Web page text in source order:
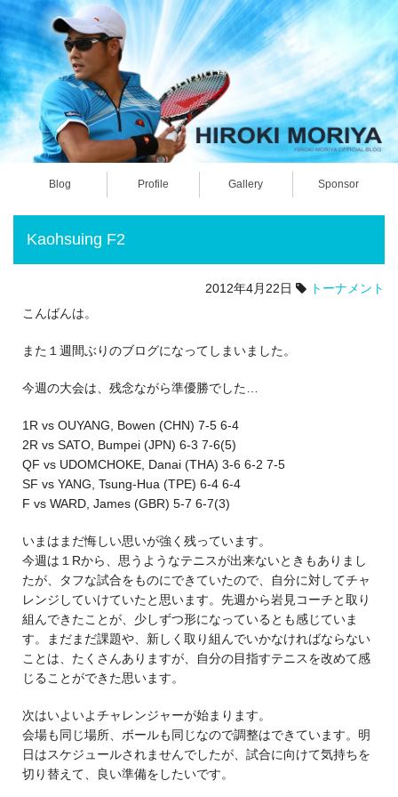
Blog Profile Gallery Sponsor
Kaohsuing F2
2012年4月22日
トーナメント
こんばんは。
また１週間ぶりのブログになってしまいました。
今週の大会は、残念ながら準優勝でした…
1R vs OUYANG, Bowen (CHN) 7-5 6-4
2R vs SATO, Bumpei (JPN) 6-3 7-6(5)
QF vs UDOMCHOKE, Danai (THA) 3-6 6-2 7-5
SF vs YANG, Tsung-Hua (TPE) 6-4 6-4
F vs WARD, James (GBR) 5-7 6-7(3)
いまはまだ悔しい思いが強く残っています。
今週は１Rから、思うようなテニスが出来ないときもありまし
たが、タフな試合をものにできていたので、自分に対してチャ
レンジしていけていたと思います。先週から岩見コーチと取り
組んできたことが、少しずつ形になっているとも感じていま
す。まだまだ課題や、新しく取り組んでいかなければならない
ことは、たくさんありますが、自分の目指すテニスを改めて感
じることができた思います。
次はいよいよチャレンジャーが始まります。
会場も同じ場所、ボールも同じなので調整はできています。明
日はスケジュールされませんでしたが、試合に向けて気持ちを
切り替えて、良い準備をしたいです。